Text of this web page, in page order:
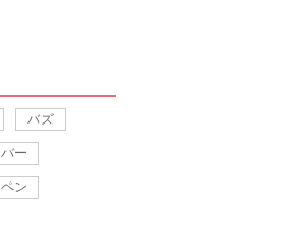
バズ
バー
ペン